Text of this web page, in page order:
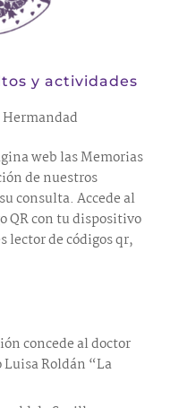
y actividades
Hermandad
web las Memorias
de nuestros
consulta. Accede al
QR con tu dispositivo
lector de códigos qr,
concede al doctor
Luisa Roldán “La